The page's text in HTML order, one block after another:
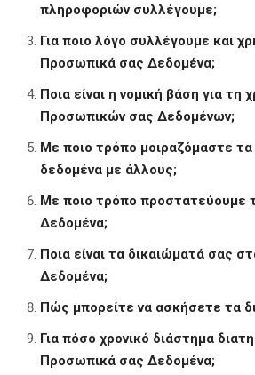
πληροφοριών συλλέγουμε;
Για ποιο λόγο συλλέγουμε και
Προσωπικά σας Δεδομένα;
Ποια είναι η νομική βάση για τη
Προσωπικών σας Δεδομένων;
Με ποιο τρόπο μοιραζόμαστε
δεδομένα με άλλους;
Με ποιο τρόπο προστατεύουμε
Δεδομένα;
Ποια είναι τα δικαιώματά σας
Δεδομένα;
Πώς μπορείτε να ασκήσετε τα
Για πόσο χρονικό διάστημα
Προσωπικά σας Δεδομένα;